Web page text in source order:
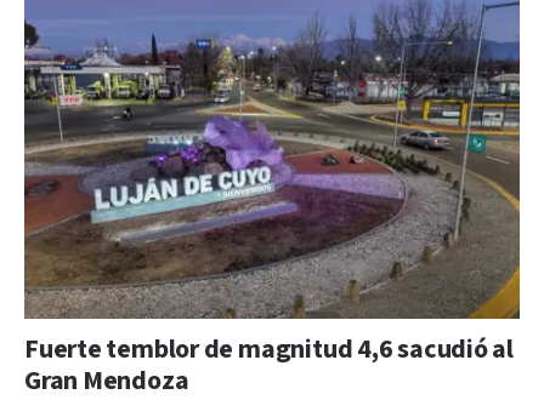
Fuerte temblor de magnitud 4,6 sacudió al
Gran Mendoza